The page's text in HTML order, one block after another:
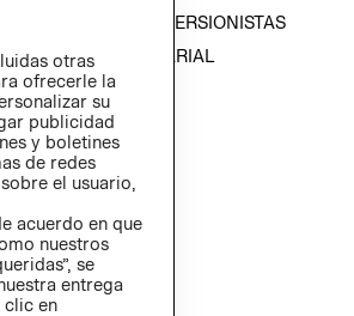
RELACIÓN CON INVERSIONISTAS
POLÍTICA EMPRESARIAL
otras
ofrecerle la
su
publicidad
y boletines
de redes
el usuario,
acuerdo en que
nuestros
se
entrega
clic en